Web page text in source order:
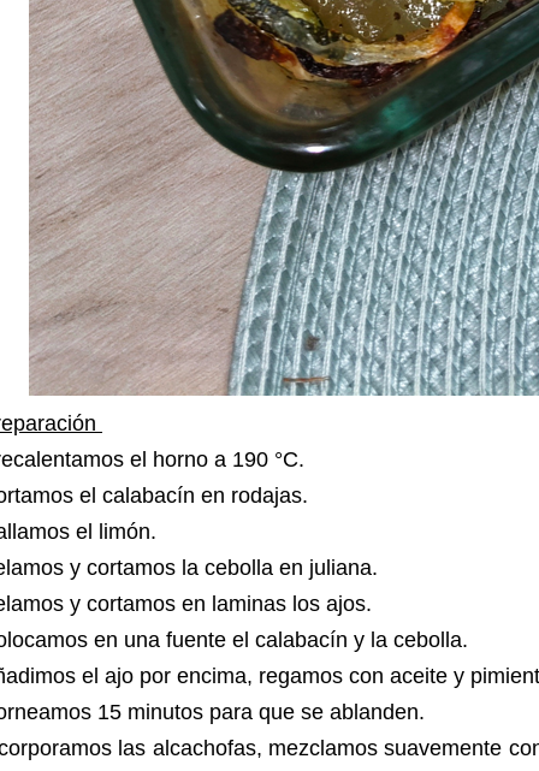
el horno a 190 °C.
el calabacín en rodajas.
el limón.
y cortamos la cebolla en juliana.
y cortamos en laminas los ajos.
en una fuente el calabacín y la cebolla.
el ajo por encima, regamos con aceite y
15 minutos para que se ablanden.
las alcachofas, mezclamos suavemente